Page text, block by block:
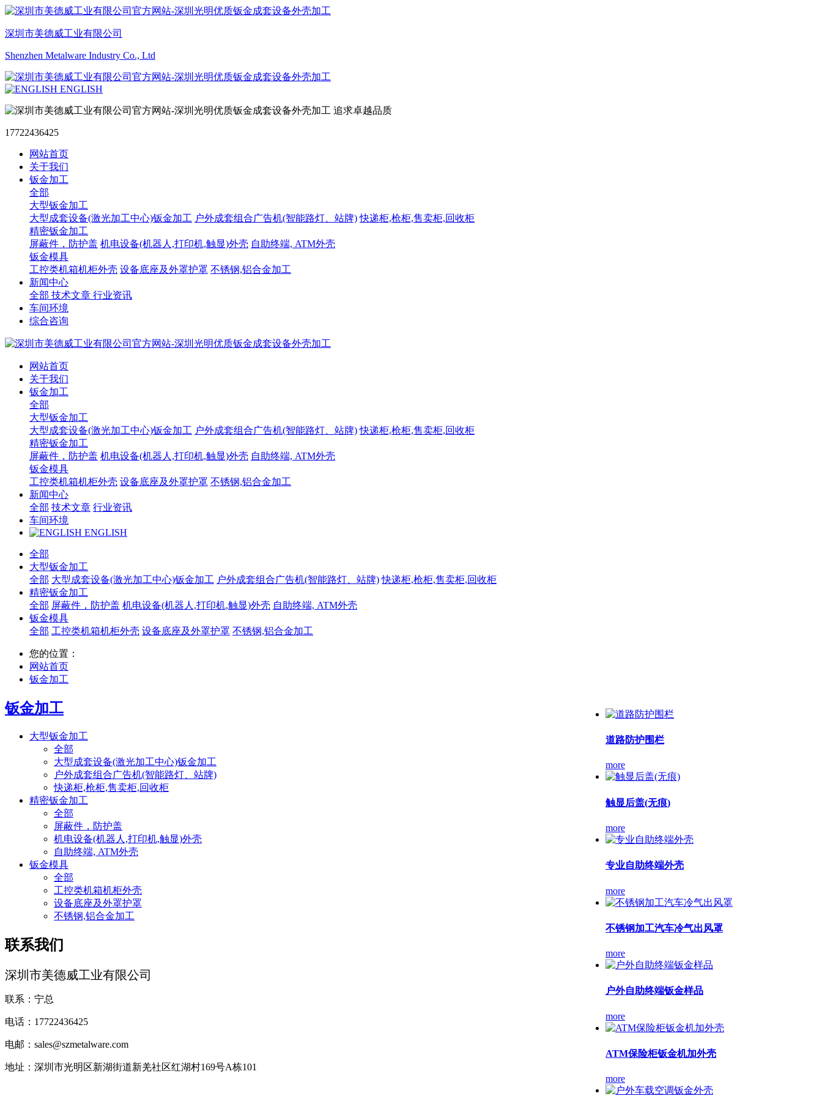
深圳市美德威工业有限公司
Shenzhen Metalware Industry Co., Ltd
ENGLISH
追求卓越品质
17722436425
网站首页
关于我们
钣金加工
全部
大型钣金加工
大型成套设备(激光加工中心)钣金加工 户外成套组合广告机(智能路灯、站牌) 快递柜,枪柜,售卖柜,回收柜
精密钣金加工
屏蔽件，防护盖 机电设备(机器人,打印机,触显)外壳 自助终端, ATM外壳
钣金模具
工控类机箱机柜外壳 设备底座及外罩护罩 不锈钢,铝合金加工
新闻中心
全部 技术文章 行业资讯
车间环境
综合咨询
网站首页
关于我们
钣金加工
全部
大型钣金加工
大型成套设备(激光加工中心)钣金加工 户外成套组合广告机(智能路灯、站牌) 快递柜,枪柜,售卖柜,回收柜
精密钣金加工
屏蔽件，防护盖 机电设备(机器人,打印机,触显)外壳 自助终端, ATM外壳
钣金模具
工控类机箱机柜外壳 设备底座及外罩护罩 不锈钢,铝合金加工
新闻中心
全部 技术文章 行业资讯
车间环境
ENGLISH
全部
大型钣金加工
全部 大型成套设备(激光加工中心)钣金加工 户外成套组合广告机(智能路灯、站牌) 快递柜,枪柜,售卖柜,回收柜
精密钣金加工
全部 屏蔽件，防护盖 机电设备(机器人,打印机,触显)外壳 自助终端, ATM外壳
钣金模具
全部 工控类机箱机柜外壳 设备底座及外罩护罩 不锈钢,铝合金加工
您的位置：
网站首页
钣金加工
道路防护围栏
more
触显后盖(无痕)
more
专业自助终端外壳
more
不锈钢加工汽车冷气出风罩
more
户外自助终端钣金样品
more
ATM保险柜钣金机加外壳
more
钣金加工
大型钣金加工
全部
大型成套设备(激光加工中心)钣金加工
户外成套组合广告机(智能路灯、站牌)
快递柜,枪柜,售卖柜,回收柜
精密钣金加工
全部
屏蔽件，防护盖
机电设备(机器人,打印机,触显)外壳
自助终端, ATM外壳
钣金模具
全部
工控类机箱机柜外壳
设备底座及外罩护罩
不锈钢,铝合金加工
联系我们
深圳市美德威工业有限公司
联系：宁总
电话：17722436425
电邮：sales@szmetalware.com
地址：深圳市光明区新湖街道新羌社区红湖村169号A栋101